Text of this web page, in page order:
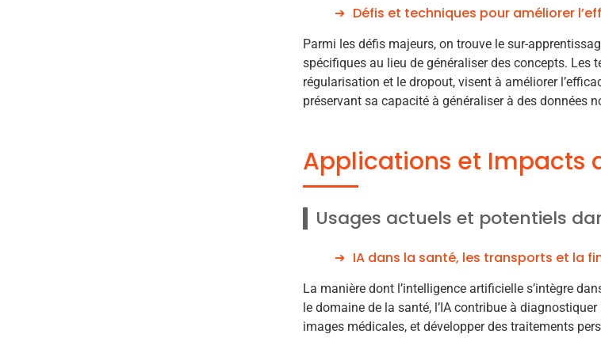
Défis et techniques pour améliorer
Parmi les défis majeurs, on trouve le sur-
spécifiques au lieu de généraliser des concepts. Les
régularisation et le dropout, visent à améliorer
préservant sa capacité à généraliser à des données
Applications et Impacts
Usages actuels et potentiels
IA dans la santé, les transports et la
La manière dont l’intelligence artificielle s’intègre
le domaine de la santé, l’IA contribue à
images médicales, et développer des traitements